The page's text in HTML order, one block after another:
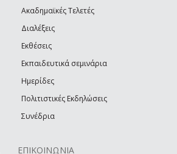
Ακαδημαϊκές Τελετές
Διαλέξεις
Εκθέσεις
Εκπαιδευτικά σεμινάρια
Ημερίδες
Πολιτιστικές Εκδηλώσεις
Συνέδρια
ΕΠΙΚΟΙΝΩΝΙΑ